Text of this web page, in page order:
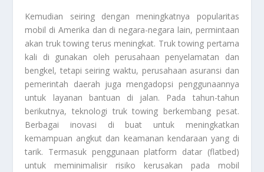
Kemudian seiring dengan meningkatnya popularitas
mobil di Amerika dan di negara-negara lain, permintaan
akan truk towing terus meningkat. Truk towing pertama
kali di gunakan oleh perusahaan penyelamatan dan
bengkel, tetapi seiring waktu, perusahaan asuransi dan
pemerintah daerah juga mengadopsi penggunaannya
untuk layanan bantuan di jalan. Pada tahun-tahun
berikutnya, teknologi truk towing berkembang pesat.
Berbagai inovasi di buat untuk meningkatkan
kemampuan angkut dan keamanan kendaraan yang di
tarik. Termasuk penggunaan platform datar (flatbed)
untuk meminimalisir risiko kerusakan pada mobil